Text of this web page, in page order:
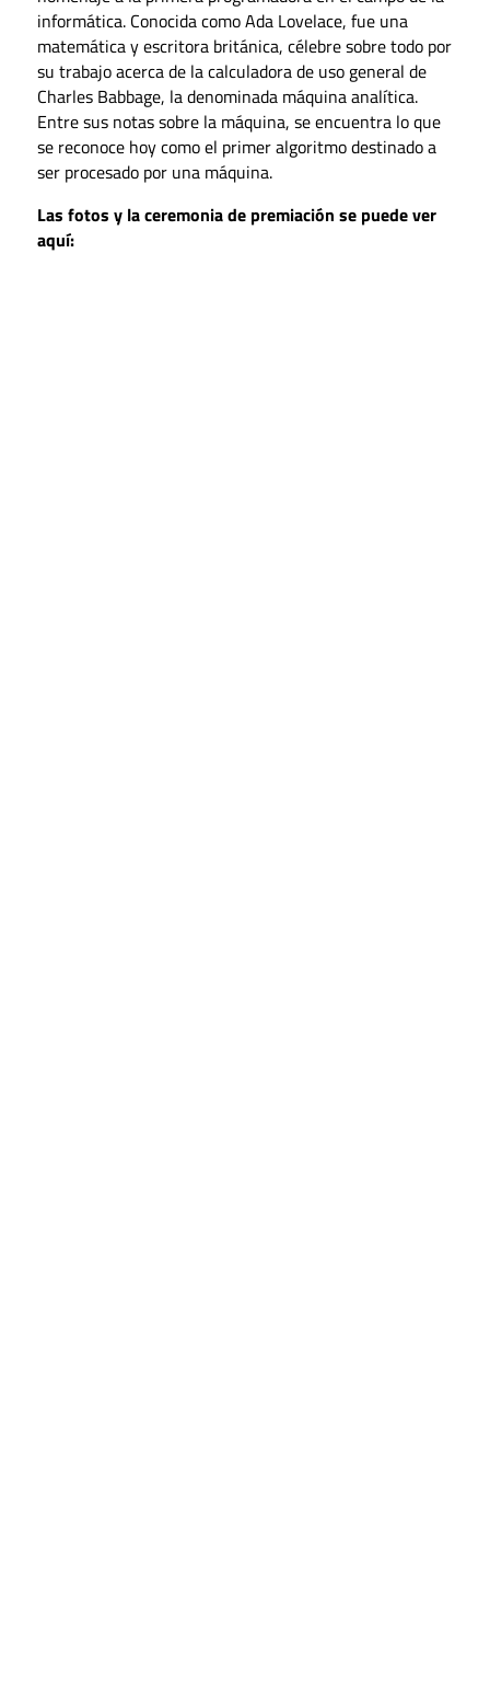
informática. Conocida como Ada Lovelace, fue una
matemática y escritora británica, célebre sobre todo por
su trabajo acerca de la calculadora de uso general de
Charles Babbage, la denominada máquina analítica.
Entre sus notas sobre la máquina, se encuentra lo que
se reconoce hoy como el primer algoritmo destinado a
ser procesado por una máquina.
Las fotos y la ceremonia de premiación se puede ver
aquí: